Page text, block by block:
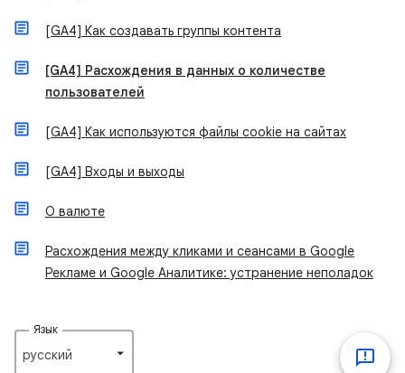
[GA4] Как создавать группы контента
[GA4] Расхождения в данных о количестве
пользователей
[GA4] Как используются файлы cookie на сайтах
[GA4] Входы и выходы
О валюте
Расхождения между кликами и сеансами в Google
Рекламе и Google Аналитике: устранение неполадок
Язык
русский‎